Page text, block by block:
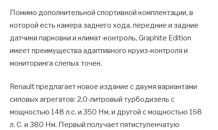
Помимо дополнительной спортивной комплектации, в
которой есть камера заднего хода, передние и задние
датчики парковки и климат-контроль, Graphite Edition
имеет преимущества адаптивного круиз-контроля и
мониторинга слепых точек.
Renault предлагает новое издание с двумя вариантами
силовых агрегатов: 2,0-литровый турбодизель с
мощностью 148 л.с. и 350 Нм, и другой с мощностью 168
л. С. и 380 Нм. Первый получает пятиступенчатую